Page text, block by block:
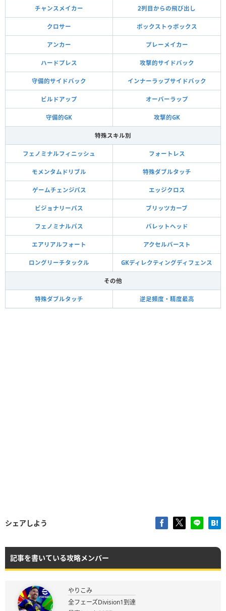
チャンスメイカー 2列目からの飛び出し
クロサー ボックストゥボックス
アンカー プレーメイカー
ハードプレス 攻撃的サイドバック
守備的サイドバック インナーラップサイドバック
ビルドアップ オーバーラップ
守備的GK 攻撃的GK
特殊スキル別
フェノミナルフィニッシュ フォートレス
モメンタムドリブル 特殊ダブルタッチ
ゲームチェンジパス エッジクロス
ビジョナリーパス ブリッツカーブ
フェノミナルパス バレットヘッド
エアリアルフォート アクセルバースト
ロングリーチタックル GKディレクティングディフェンス
その他
特殊ダブルタッチ 逆足頻度・精度最高
シェアしよう
記事を書いている攻略メンバー
やりこみ
全フェーズDivision1到達